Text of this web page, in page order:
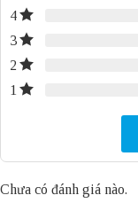
4
3
2
1
Chưa có đánh giá nào.